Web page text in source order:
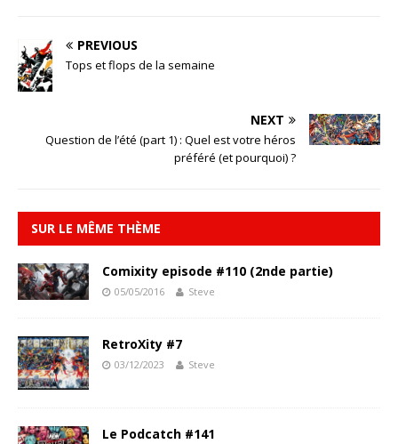
PREVIOUS
Tops et flops de la semaine
NEXT
Question de l’été (part 1) : Quel est votre héros
préféré (et pourquoi) ?
SUR LE MÊME THÈME
Comixity episode #110 (2nde partie)
05/05/2016 Steve
RetroXity #7
03/12/2023 Steve
Le Podcatch #141